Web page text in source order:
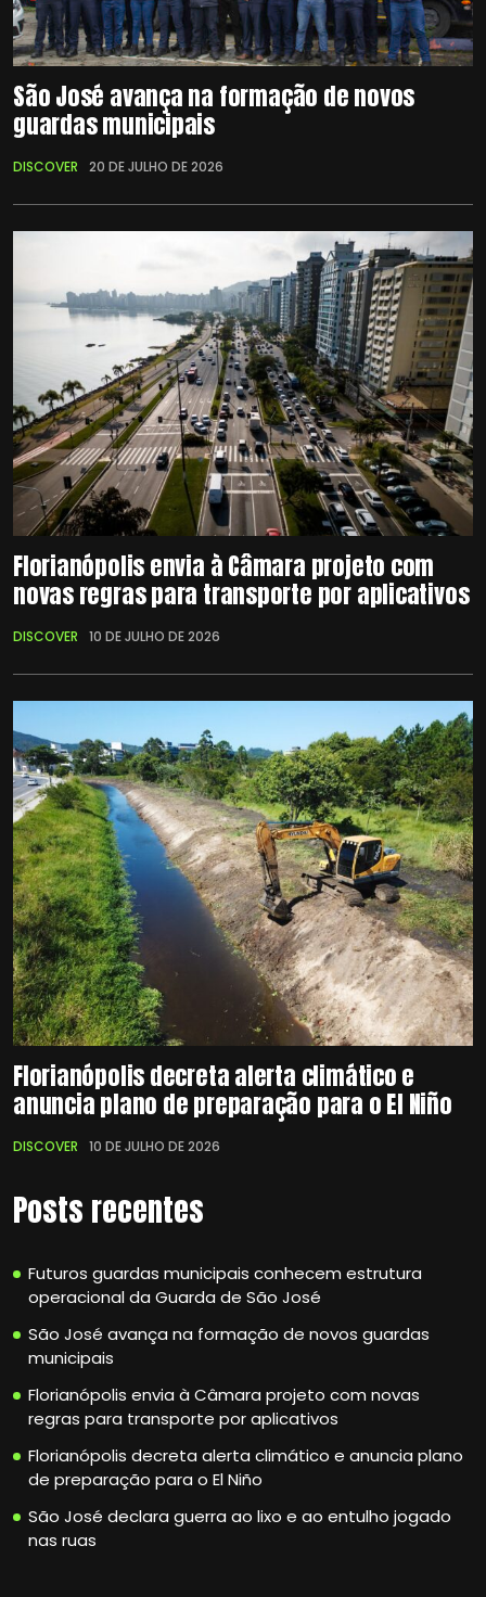
São José avança na formação de novos
guardas municipais
DISCOVER 20 DE JULHO DE 2026
Florianópolis envia à Câmara projeto com
novas regras para transporte por aplicativos
DISCOVER 10 DE JULHO DE 2026
Florianópolis decreta alerta climático e
anuncia plano de preparação para o El Niño
DISCOVER 10 DE JULHO DE 2026
Posts recentes
Futuros guardas municipais conhecem estrutura
operacional da Guarda de São José
São José avança na formação de novos guardas
municipais
Florianópolis envia à Câmara projeto com novas
regras para transporte por aplicativos
Florianópolis decreta alerta climático e anuncia plano
de preparação para o El Niño
São José declara guerra ao lixo e ao entulho jogado
nas ruas